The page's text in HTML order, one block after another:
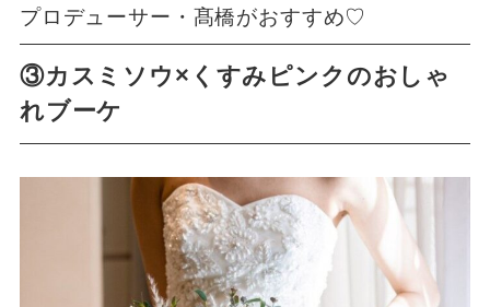
プロデューサー・髙橋がおすすめ♡
③カスミソウ×くすみピンクのおしゃ
れブーケ